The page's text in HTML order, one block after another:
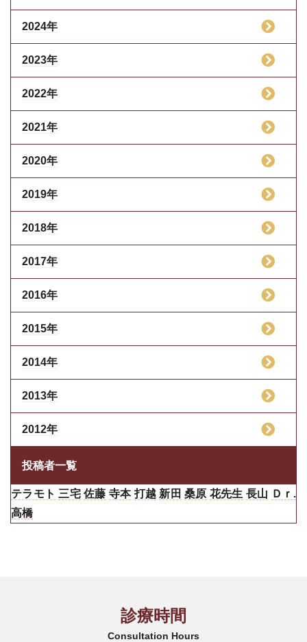
2024年
2023年
2022年
2021年
2020年
2019年
2018年
2017年
2016年
2015年
2014年
2013年
2012年
投稿者一覧
テラモト 三宅 佐藤 寺本 打越 新田 桑原 花先生 長山 Ｄｒ.
高橋
診療時間
Consultation Hours